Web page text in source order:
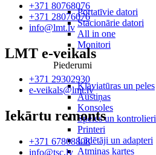
Portatīvie datori
Stacionārie datori
All in one
Monitori
Piederumi
Klaviatūras un peles
Austiņas
Konsoles
Spēles un kontrolieri
Printeri
Lādētāji un adapteri
Atmiņas kartes
+371 80768076
+371 28076076
info@lmt.lv
LMT e-veikals
+371 29302930
e-veikals@lmt.lv
Iekārtu remonts
+371 67808808
info@tsc.lv